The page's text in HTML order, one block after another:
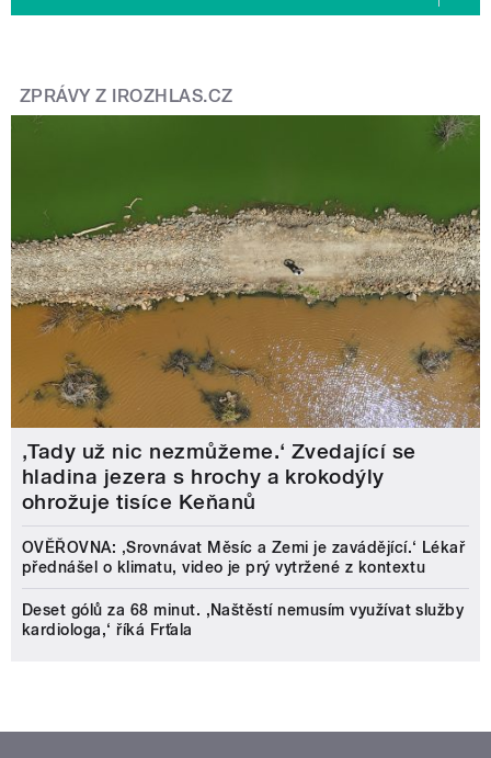
ZPRÁVY Z IROZHLAS.CZ
‚Tady už nic nezmůžeme.‘ Zvedající se
hladina jezera s hrochy a krokodýly
ohrožuje tisíce Keňanů
OVĚŘOVNA: ‚Srovnávat Měsíc a Zemi je zavádějící.‘ Lékař
přednášel o klimatu, video je prý vytržené z kontextu
Deset gólů za 68 minut. ,Naštěstí nemusím využívat služby
kardiologa,‘ říká Frťala